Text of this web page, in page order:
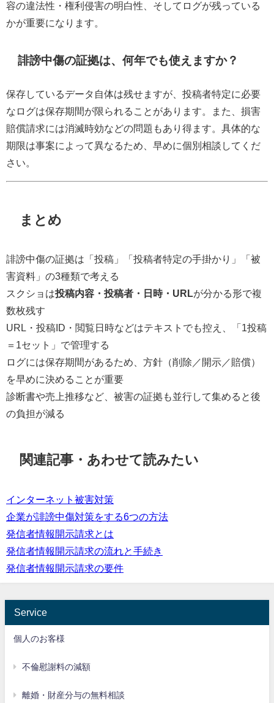
容の違法性・権利侵害の明白性、そしてログが残っている
かが重要になります。
誹謗中傷の証拠は、何年でも使えますか？
保存しているデータ自体は残せますが、投稿者特定に必要
なログは保存期間が限られることがあります。また、損害
賠償請求には消滅時効などの問題もあり得ます。具体的な
期限は事案によって異なるため、早めに個別相談してくだ
さい。
まとめ
誹謗中傷の証拠は「投稿」「投稿者特定の手掛かり」「被
害資料」の3種類で考える
スクショは投稿内容・投稿者・日時・URLが分かる形で複
数枚残す
URL・投稿ID・閲覧日時などはテキストでも控え、「1投稿
＝1セット」で管理する
ログには保存期間があるため、方針（削除／開示／賠償）
を早めに決めることが重要
診断書や売上推移など、被害の証拠も並行して集めると後
の負担が減る
関連記事・あわせて読みたい
インターネット被害対策
企業が誹謗中傷対策をする6つの方法
発信者情報開示請求とは
発信者情報開示請求の流れと手続き
発信者情報開示請求の要件
Service
個人のお客様
不倫慰謝料の減額
離婚・財産分与の無料相談